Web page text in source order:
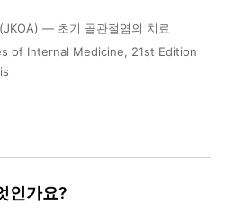
— 초기 골관절염의 치료
of Internal Medicine, 21st Edition
인가요?